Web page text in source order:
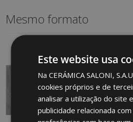
Mesmo formato
Este website usa
Na CERÁMICA SALONI,
cookies próprios e de
analisar a utilização do site
publicidade relacionada